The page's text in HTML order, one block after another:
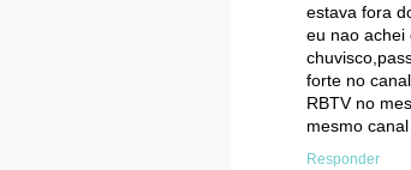
estava fora
eu nao achei
forte no
RBTV no
mesmo
Responder